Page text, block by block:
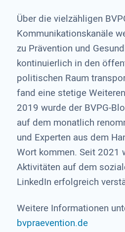
Über die vielzähligen
Kommunikationskanäle
zu Prävention und
kontinuierlich in den
politischen Raum
fand eine stetige
2019 wurde der BVPG-
auf dem monatlich
und Experten aus dem
Wort kommen. Seit 2021
Aktivitäten auf dem
LinkedIn erfolgreich
Weitere Informationen
bvpraevention.de